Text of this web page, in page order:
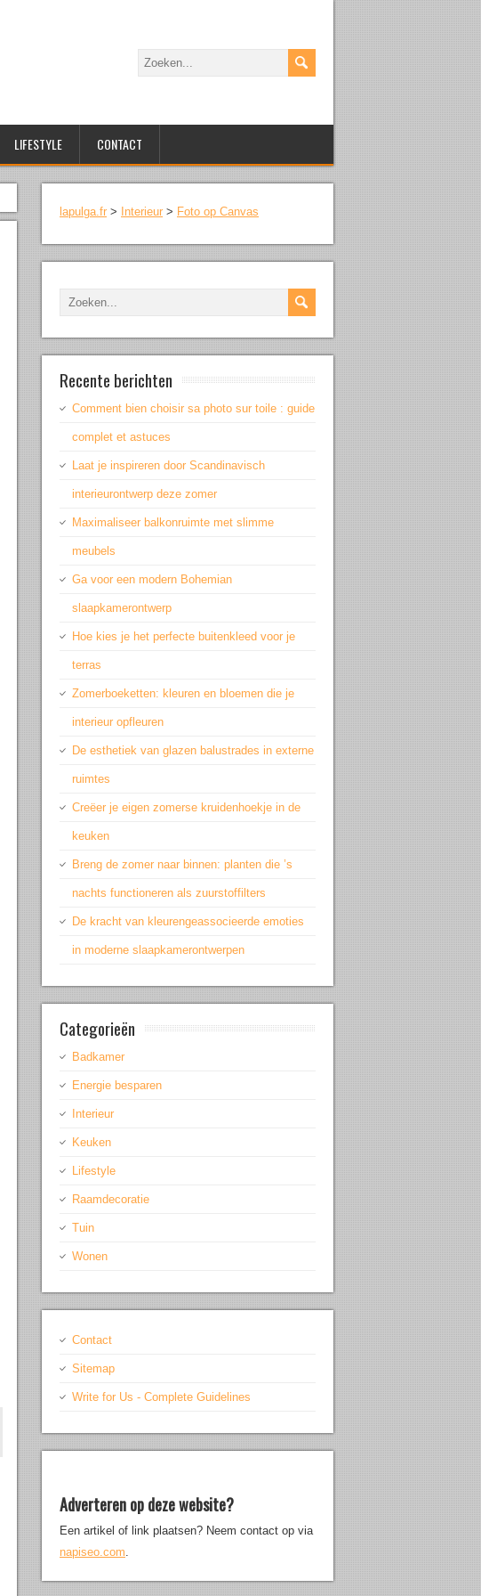
LIFESTYLE CONTACT
lapulga.fr > Interieur > Foto op Canvas
Recente berichten
Comment bien choisir sa photo sur toile : guide
complet et astuces
Laat je inspireren door Scandinavisch
interieurontwerp deze zomer
Maximaliseer balkonruimte met slimme
meubels
Ga voor een modern Bohemian
slaapkamerontwerp
Hoe kies je het perfecte buitenkleed voor je
terras
Zomerboeketten: kleuren en bloemen die je
interieur opfleuren
De esthetiek van glazen balustrades in externe
ruimtes
Creëer je eigen zomerse kruidenhoekje in de
keuken
Breng de zomer naar binnen: planten die ’s
nachts functioneren als zuurstoffilters
De kracht van kleurengeassocieerde emoties
in moderne slaapkamerontwerpen
Categorieën
Badkamer
Energie besparen
Interieur
Keuken
Lifestyle
Raamdecoratie
Tuin
Wonen
Contact
Sitemap
Write for Us - Complete Guidelines
Adverteren op deze website?
Een artikel of link plaatsen? Neem contact op via
napiseo.com.